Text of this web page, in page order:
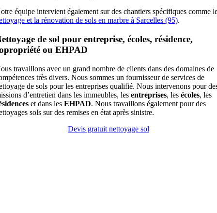
équipe intervient également sur des chantiers spécifiques comme
et la rénovation de sols en marbre à Sarcelles (95).
de sol pour entreprise, écoles, résidence,
ou EHPAD
travaillons avec un grand nombre de clients dans des domaines de
très divers. Nous sommes un fournisseur de services de
de sols pour les entreprises qualifié. Nous intervenons pour
d’entretien dans les immeubles, lesentreprises, lesécoles, les
et dans lesEHPAD. Nous travaillons également pour des
sols sur desremises en état après sinistre.
Devis gratuit nettoyage sol